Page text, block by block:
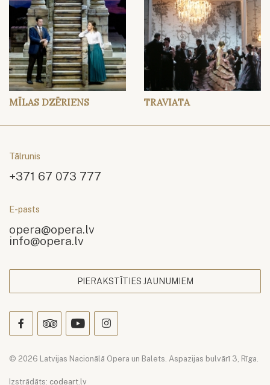
MĪLAS DZĒRIENS TRAVIATA
Tālrunis
+371 67 073 777
E-pasts
opera@opera.lv
info@opera.lv
PIERAKSTĪTIES JAUNUMIEM
© 2026 Latvijas Nacionālā Opera un Balets. Aspazijas bulvārī 3, Rīga.
Izstrādāts: codeart.lv